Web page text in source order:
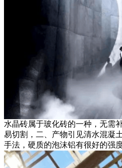
水晶砖属于玻化砖的一种，无需
易切割，二、产物引见清水混凝
手法，硬质的泡沫铝有很好的强度